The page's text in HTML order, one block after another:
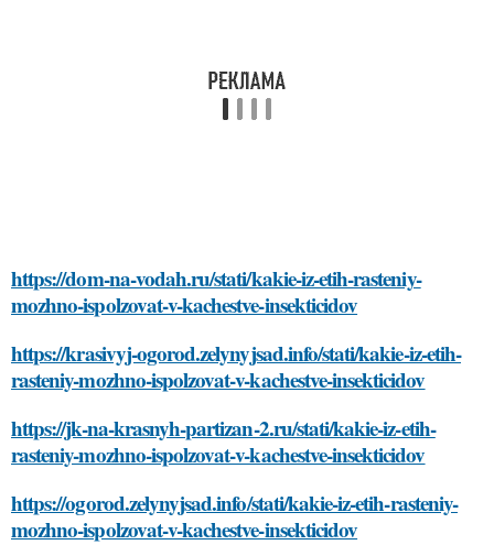
https://dom-na-vodah.ru/stati/kakie-iz-etih-rasteniy-
mozhno-ispolzovat-v-kachestve-insekticidov
https://krasivyj-ogorod.zelynyjsad.info/stati/kakie-iz-etih-
rasteniy-mozhno-ispolzovat-v-kachestve-insekticidov
https://jk-na-krasnyh-partizan-2.ru/stati/kakie-iz-etih-
rasteniy-mozhno-ispolzovat-v-kachestve-insekticidov
https://ogorod.zelynyjsad.info/stati/kakie-iz-etih-rasteniy-
mozhno-ispolzovat-v-kachestve-insekticidov